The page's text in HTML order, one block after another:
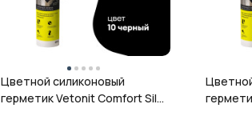
Цветной силиконовый
герметик Vetonit Comfort Sil,